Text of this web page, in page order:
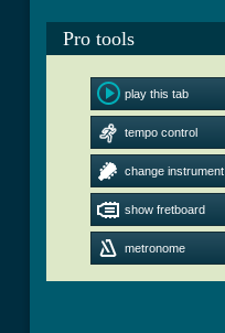
Pro tools
play this tab
tempo control
change instrument
show fretboard
metronome